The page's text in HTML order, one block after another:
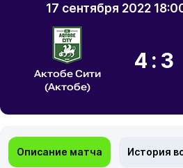
17 сентября 2022
Актобе Сити
(Актобе)
4:3
Описание матча История